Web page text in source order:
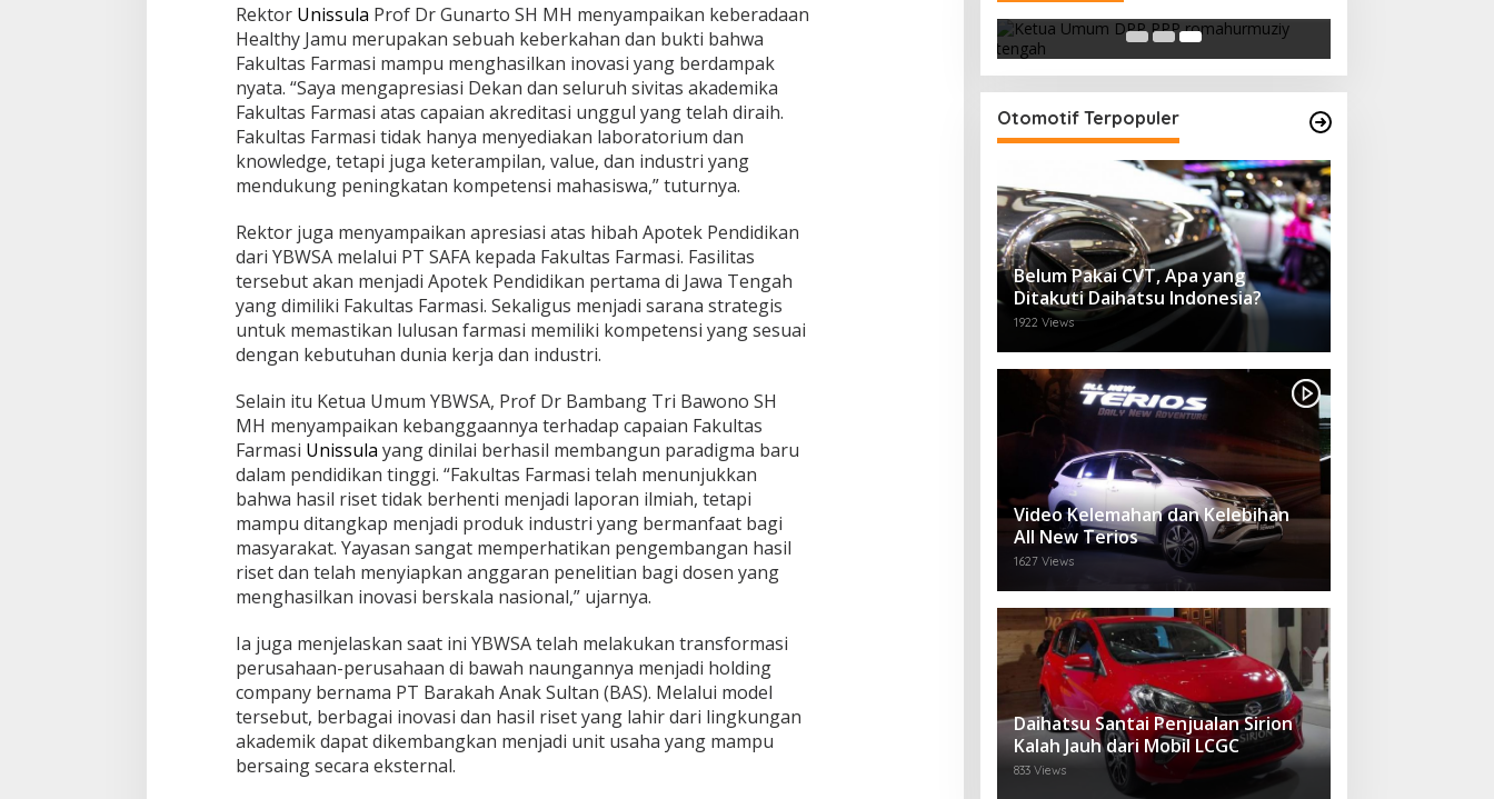
Rektor Unissula Prof Dr Gunarto SH MH menyampaikan keberadaan
Healthy Jamu merupakan sebuah keberkahan dan bukti bahwa
Fakultas Farmasi mampu menghasilkan inovasi yang berdampak
nyata. “Saya mengapresiasi Dekan dan seluruh sivitas akademika
Fakultas Farmasi atas capaian akreditasi unggul yang telah diraih.
Fakultas Farmasi tidak hanya menyediakan laboratorium dan
knowledge, tetapi juga keterampilan, value, dan industri yang
mendukung peningkatan kompetensi mahasiswa,” tuturnya.
Rektor juga menyampaikan apresiasi atas hibah Apotek Pendidikan
dari YBWSA melalui PT SAFA kepada Fakultas Farmasi. Fasilitas
tersebut akan menjadi Apotek Pendidikan pertama di Jawa Tengah
yang dimiliki Fakultas Farmasi. Sekaligus menjadi sarana strategis
untuk memastikan lulusan farmasi memiliki kompetensi yang sesuai
dengan kebutuhan dunia kerja dan industri.
Selain itu Ketua Umum YBWSA, Prof Dr Bambang Tri Bawono SH
MH menyampaikan kebanggaannya terhadap capaian Fakultas
Farmasi Unissula yang dinilai berhasil membangun paradigma baru
dalam pendidikan tinggi. “Fakultas Farmasi telah menunjukkan
bahwa hasil riset tidak berhenti menjadi laporan ilmiah, tetapi
mampu ditangkap menjadi produk industri yang bermanfaat bagi
masyarakat. Yayasan sangat memperhatikan pengembangan hasil
riset dan telah menyiapkan anggaran penelitian bagi dosen yang
menghasilkan inovasi berskala nasional,” ujarnya.
Ia juga menjelaskan saat ini YBWSA telah melakukan transformasi
perusahaan-perusahaan di bawah naungannya menjadi holding
company bernama PT Barakah Anak Sultan (BAS). Melalui model
tersebut, berbagai inovasi dan hasil riset yang lahir dari lingkungan
akademik dapat dikembangkan menjadi unit usaha yang mampu
bersaing secara eksternal.
In Berita, Politik | February 19, 2018
Otomotif Terpopuler
Belum Pakai CVT, Apa yang
Ditakuti Daihatsu Indonesia?
1922 Views
Video Kelemahan dan Kelebihan
All New Terios
1627 Views
Daihatsu Santai Penjualan Sirion
Kalah Jauh dari Mobil LCGC
833 Views